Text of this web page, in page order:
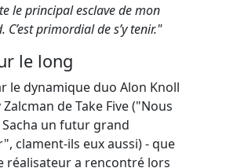
le principal esclave de mon
C’est primordial de s’y tenir."
le long
le dynamique duo Alon Knoll
de Take Five ("Nous
un futur grand
clament-ils eux aussi) - que
réalisateur a rencontré lors